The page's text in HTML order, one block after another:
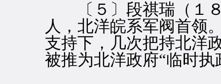
〔５〕段祺瑞（１８
人，北洋皖系军阀首领
支持下，几次把持北洋
被推为北洋政府“临时执